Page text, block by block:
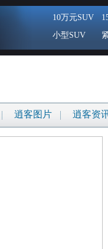
10万元SUV
小型SUV
逍客图片 逍客资